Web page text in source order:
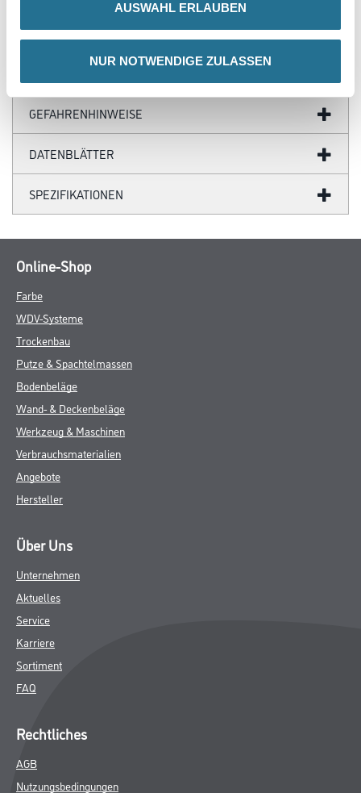
AUSWAHL ERLAUBEN
NUR NOTWENDIGE ZULASSEN
GEFAHRENHINWEISE
DATENBLÄTTER
SPEZIFIKATIONEN
Online-Shop
Farbe
WDV-Systeme
Trockenbau
Putze & Spachtelmassen
Bodenbeläge
Wand- & Deckenbeläge
Werkzeug & Maschinen
Verbrauchsmaterialien
Angebote
Hersteller
Über Uns
Unternehmen
Aktuelles
Service
Karriere
Sortiment
FAQ
Rechtliches
AGB
Nutzungsbedingungen